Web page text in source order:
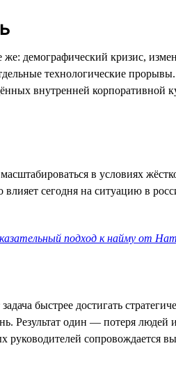
демографический кризис,
технологические
внутренней корпоративной
в условиях
сегодня на ситуацию в
подход к найму от
быстрее достигать
Результат один — потеря
руководителей